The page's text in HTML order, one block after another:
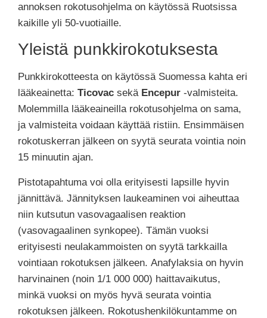
annoksen rokotusohjelma on käytössä Ruotsissa
kaikille yli 50-vuotiaille.
Yleistä punkkirokotuksesta
Punkkirokotteesta on käytössä Suomessa kahta eri
lääkeainetta: Ticovac sekä Encepur -valmisteita.
Molemmilla lääkeaineilla rokotusohjelma on sama,
ja valmisteita voidaan käyttää ristiin. Ensimmäisen
rokotuskerran jälkeen on syytä seurata vointia noin
15 minuutin ajan.
Pistotapahtuma voi olla erityisesti lapsille hyvin
jännittävä. Jännityksen laukeaminen voi aiheuttaa
niin kutsutun vasovagaalisen reaktion
(vasovagaalinen synkopee). Tämän vuoksi
erityisesti neulakammoisten on syytä tarkkailla
vointiaan rokotuksen jälkeen. Anafylaksia on hyvin
harvinainen (noin 1/1 000 000) haittavaikutus,
minkä vuoksi on myös hyvä seurata vointia
rokotuksen jälkeen. Rokotushenkilökuntamme on